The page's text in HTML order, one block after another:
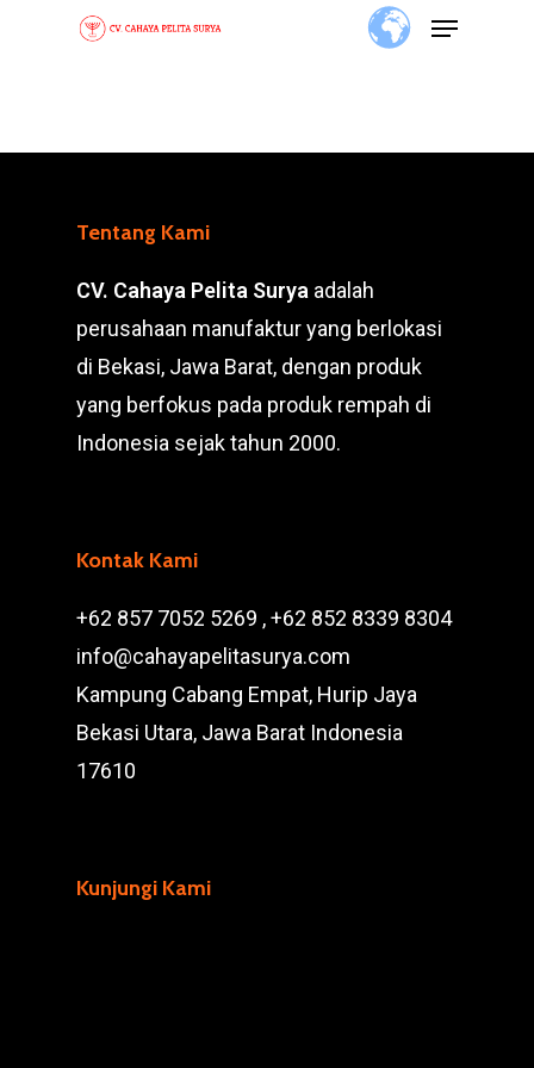
Tentang Kami
CV. Cahaya Pelita Surya adalah
perusahaan manufaktur yang berlokasi
di Bekasi, Jawa Barat, dengan produk
yang berfokus pada produk rempah di
Indonesia sejak tahun 2000.
Kontak Kami
+62 857 7052 5269 , +62 852 8339 8304
info@cahayapelitasurya.com
Kampung Cabang Empat, Hurip Jaya
Bekasi Utara, Jawa Barat Indonesia
17610
Kunjungi Kami